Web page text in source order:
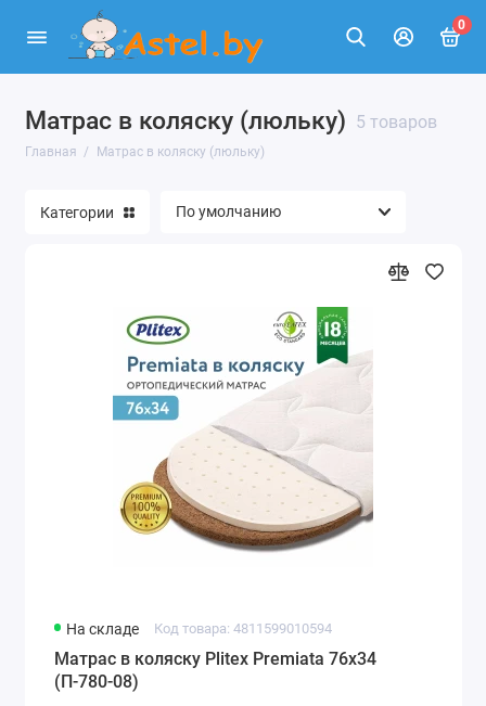
0
Матрас в коляску (люльку) 5 товаров
Главная Матрас в коляску (люльку)
Категории
На складе Код товара: 4811599010594
Матрас в коляску Plitex Premiata 76х34
(П-780-08)